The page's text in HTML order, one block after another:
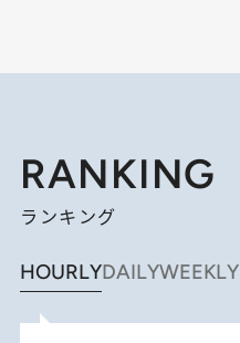
RANKING
ランキング
HOURLYDAILYWEEKLY